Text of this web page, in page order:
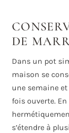
DE
Dans un pot
maison se
une semaine
fois ouverte.
s’étendre à